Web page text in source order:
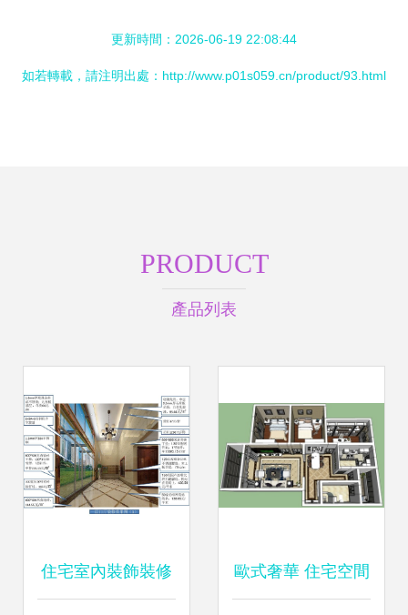
更新時間：2026-06-19 22:08:44
如若轉載，請注明出處：http://www.p01s059.cn/product/93.html
PRODUCT
產品列表
住宅室內裝飾裝修 歐式奢華 住宅空間